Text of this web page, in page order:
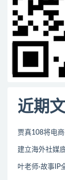
近期
贾真108将电
建立海外社媒
叶老师·故事IP